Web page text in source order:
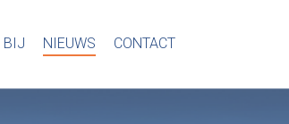
BIJ NIEUWS CONTACT